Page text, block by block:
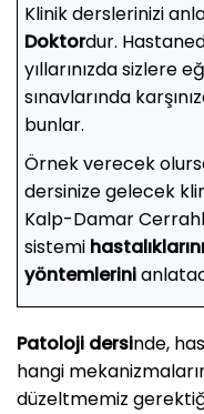
Klinik derslerinizi
Doktordur.
yıllarınızda sizlere
sınavlarında
bunlar.
Örnek verecek
dersinize gelecek
Kalp-Damar
sistemi
yöntemlerini
Patoloji dersinde,
hangi
düzeltmemiz